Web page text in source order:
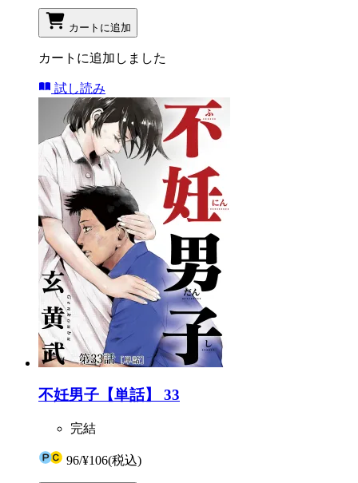
カートに追加
カートに追加しました
試し読み
不妊男子【単話】 33
完結
96/¥106(税込)